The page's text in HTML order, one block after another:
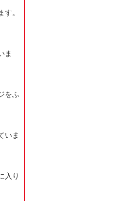
。
ま
をふ
いま
入り